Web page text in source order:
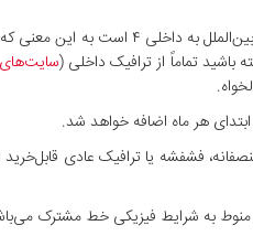
باشید تماماً از ترافیک داخلی (
هر ماه اضافه خواهد شد.
فشفشه یا ترافیک عادی
منوط به شرایط فیزیکی خط مشترک